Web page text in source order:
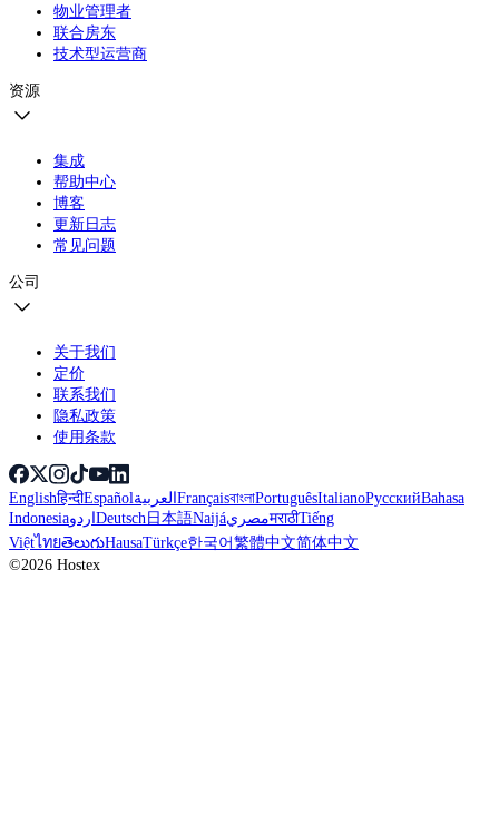
物业管理者
联合房东
技术型运营商
资源
集成
帮助中心
博客
更新日志
常见问题
公司
关于我们
定价
联系我们
隐私政策
使用条款
Englishहिन्दीEspañolالعربيةFrançaisবাংলাPortuguêsItalianoРусскийBahasa
IndonesiaاردوDeutsch日本語NaijáمصريमराठीTiếng
ViệtไทยతెలుగుHausaTürkçe한국어繁體中文简体中文
©2026 Hostex